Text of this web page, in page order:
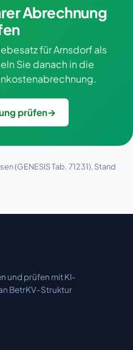
Abrechnung
für Arnsdorf als
Sie danach in die
prüfen→
(GENESIS Tab. 71231), Stand
und prüfen mit KI-
BetrKV-Struktur